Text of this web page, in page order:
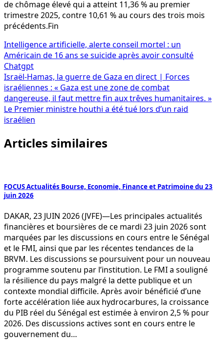
de chômage élevé qui a atteint 11,36 % au premier
trimestre 2025, contre 10,61 % au cours des trois mois
précédents.Fin
Navigation
de
l’article
Intelligence artificielle, alerte conseil mortel : un
Américain de 16 ans se suicide après avoir consulté
Chatgpt
Israël-Hamas, la guerre de Gaza en direct | Forces
israéliennes : « Gaza est une zone de combat
dangereuse, il faut mettre fin aux trêves humanitaires. »
Le Premier ministre houthi a été tué lors d’un raid
israélien
Articles similaires
FOCUS Actualités Bourse, Economie, Finance et Patrimoine du 23
juin 2026
DAKAR, 23 JUIN 2026 (JVFE)—Les principales actualités
financières et boursières de ce mardi 23 juin 2026 sont
marquées par les discussions en cours entre le Sénégal
et le FMI, ainsi que par les récentes tendances de la
BRVM. Les discussions se poursuivent pour un nouveau
programme soutenu par l’institution. Le FMI a souligné
la résilience du pays malgré la dette publique et un
contexte mondial difficile. Après avoir bénéficié d’une
forte accélération liée aux hydrocarbures, la croissance
du PIB réel du Sénégal est estimée à environ 2,5 % pour
2026. Des discussions actives sont en cours entre le
gouvernement du…